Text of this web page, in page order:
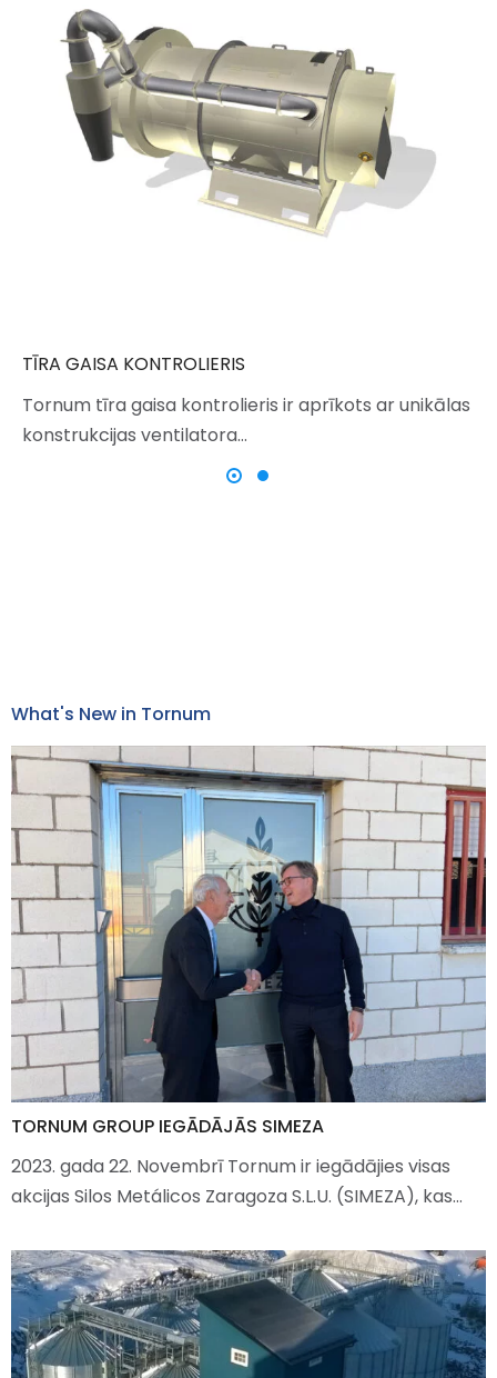
TĪRA GAISA KONTROLIERIS
Tornum tīra gaisa kontrolieris ir aprīkots ar unikālas
konstrukcijas ventilatora…
What's New in Tornum
TORNUM GROUP IEGĀDĀJĀS SIMEZA
2023. gada 22. Novembrī Tornum ir iegādājies visas
akcijas Silos Metálicos Zaragoza S.L.U. (SIMEZA), kas…